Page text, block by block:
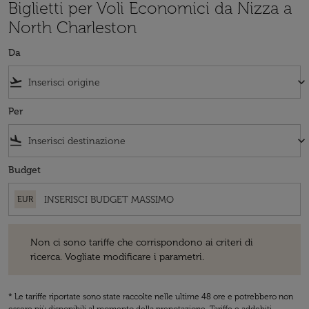
Biglietti per Voli Economici da Nizza a
North Charleston
Da
flight_takeoff keyboard_arrow_down
Per
flight_land keyboard_arrow_down
Budget
EUR
Non ci sono tariffe che corrispondono ai criteri di
ricerca. Vogliate modificare i parametri.
* Le tariffe riportate sono state raccolte nelle ultime 48 ore e potrebbero non